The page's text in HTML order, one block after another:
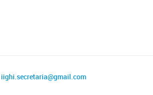
iighi.secretaria@gmail.com